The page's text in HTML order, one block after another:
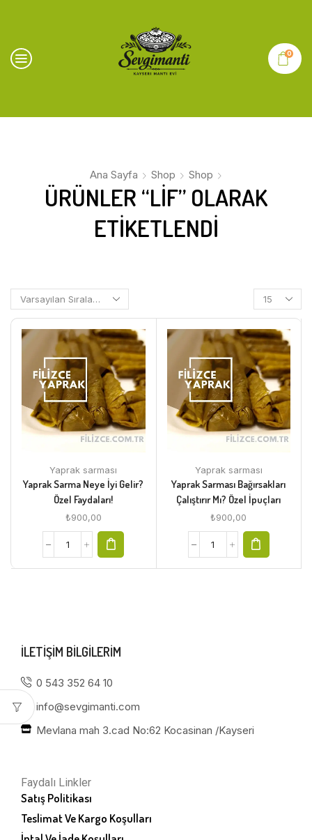
0
Ana Sayfa Shop Shop
ÜRÜNLER “LIF” OLARAK
ETIKETLENDI
Yaprak sarması
Yaprak Sarma Neye İyi Gelir?
Özel Faydaları!
₺900,00
Yaprak sarması
Yaprak Sarması Bağırsakları
Çalıştırır Mı? Özel İpuçları
₺900,00
ILETIŞIM BILGILERIM
0 543 352 64 10
info@sevgimanti.com
Mevlana mah 3.cad No:62 Kocasinan /Kayseri
Faydalı Linkler
Satış Politikası
Teslimat Ve Kargo Koşulları